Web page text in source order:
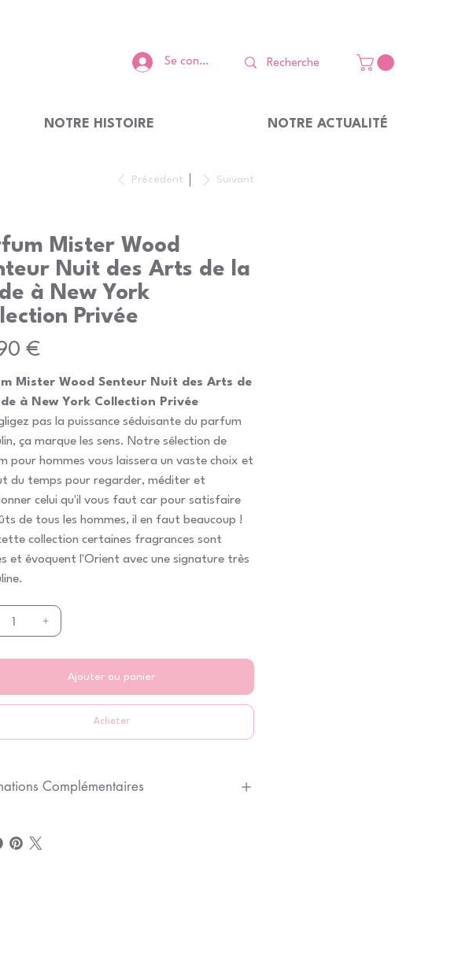
Se connecter
NOTRE HISTOIRE NOTRE ACTUALITÉ
Précédent Suivant
Mister Wood
Nuit des Arts de la
à New York
Privée
€
Mister Wood Senteur Nuit des Arts de
à New York Collection Privée
pas la puissance séduisante du parfum
ça marque les sens. Notre sélection de
pour hommes vous laissera un vaste choix et
du temps pour regarder, méditer et
celui qu'il vous faut car pour satisfaire
de tous les hommes, il en faut beaucoup !
collection certaines fragrances sont
et évoquent l'Orient avec une signature très
Ajouter au panier
Acheter
Complémentaires